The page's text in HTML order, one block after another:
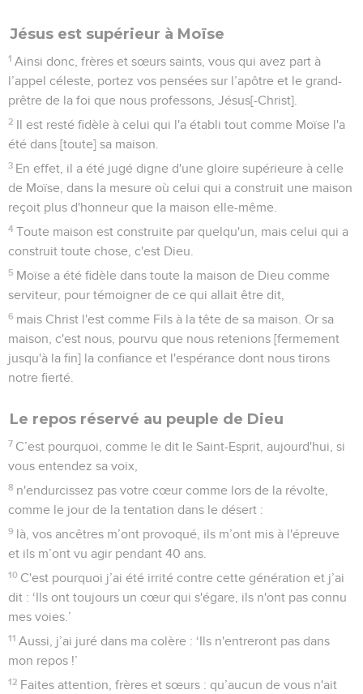
Jésus est supérieur à Moïse
1 Ainsi donc, frères et sœurs saints, vous qui avez part à
l’appel céleste, portez vos pensées sur l’apôtre et le grand-
prêtre de la foi que nous professons, Jésus[-Christ].
2 Il est resté fidèle à celui qui l'a établi tout comme Moïse l'a
été dans [toute] sa maison.
3 En effet, il a été jugé digne d'une gloire supérieure à celle
de Moïse, dans la mesure où celui qui a construit une maison
reçoit plus d'honneur que la maison elle-même.
4 Toute maison est construite par quelqu'un, mais celui qui a
construit toute chose, c'est Dieu.
5 Moïse a été fidèle dans toute la maison de Dieu comme
serviteur, pour témoigner de ce qui allait être dit,
6 mais Christ l'est comme Fils à la tête de sa maison. Or sa
maison, c'est nous, pourvu que nous retenions [fermement
jusqu'à la fin] la confiance et l'espérance dont nous tirons
notre fierté.
Le repos réservé au peuple de Dieu
7 C’est pourquoi, comme le dit le Saint-Esprit, aujourd'hui, si
vous entendez sa voix,
8 n'endurcissez pas votre cœur comme lors de la révolte,
comme le jour de la tentation dans le désert :
9 là, vos ancêtres m’ont provoqué, ils m’ont mis à l'épreuve
et ils m’ont vu agir pendant 40 ans.
10 C'est pourquoi j’ai été irrité contre cette génération et j’ai
dit : ‘Ils ont toujours un cœur qui s'égare, ils n'ont pas connu
mes voies.’
11 Aussi, j’ai juré dans ma colère : ‘Ils n'entreront pas dans
mon repos !’
12 Faites attention, frères et sœurs : qu’aucun de vous n'ait